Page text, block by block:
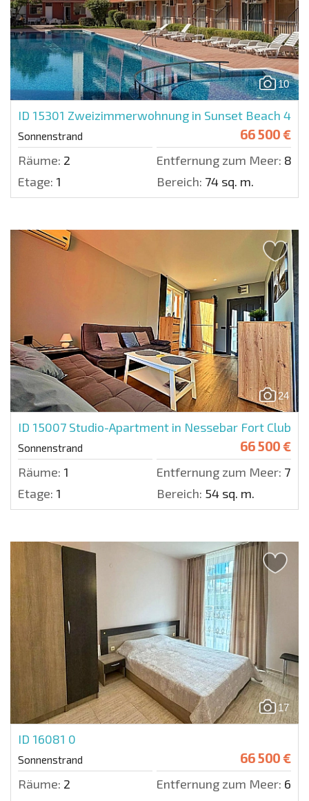
10
ID 15301 Zweizimmerwohnung in Sunset Beach 4
Sonnenstrand 66 500 €
Räume: 2 Entfernung zum Meer: 800
Etage: 1 Bereich: 74 sq. m.
24
ID 15007 Studio-Apartment in Nessebar Fort Club
Sonnenstrand 66 500 €
Räume: 1 Entfernung zum Meer: 700
Etage: 1 Bereich: 54 sq. m.
17
ID 16081 0
Sonnenstrand 66 500 €
Räume: 2 Entfernung zum Meer: 600